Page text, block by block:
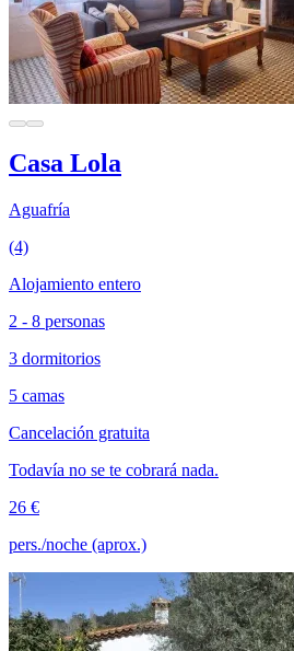
Casa Lola
Aguafría
(4)
Alojamiento entero
2 - 8 personas
3 dormitorios
5 camas
Cancelación gratuita
Todavía no se te cobrará nada.
26 €
pers./noche (aprox.)